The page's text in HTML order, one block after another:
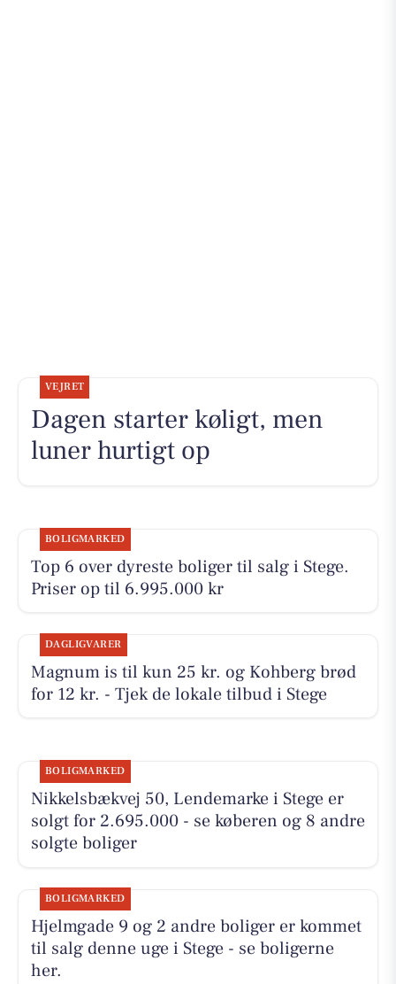
VEJRET
Dagen starter køligt, men
luner hurtigt op
BOLIGMARKED
Top 6 over dyreste boliger til salg i Stege.
Priser op til 6.995.000 kr
DAGLIGVARER
Magnum is til kun 25 kr. og Kohberg brød
for 12 kr. - Tjek de lokale tilbud i Stege
BOLIGMARKED
Nikkelsbækvej 50, Lendemarke i Stege er
solgt for 2.695.000 - se køberen og 8 andre
solgte boliger
BOLIGMARKED
Hjelmgade 9 og 2 andre boliger er kommet
til salg denne uge i Stege - se boligerne
her.